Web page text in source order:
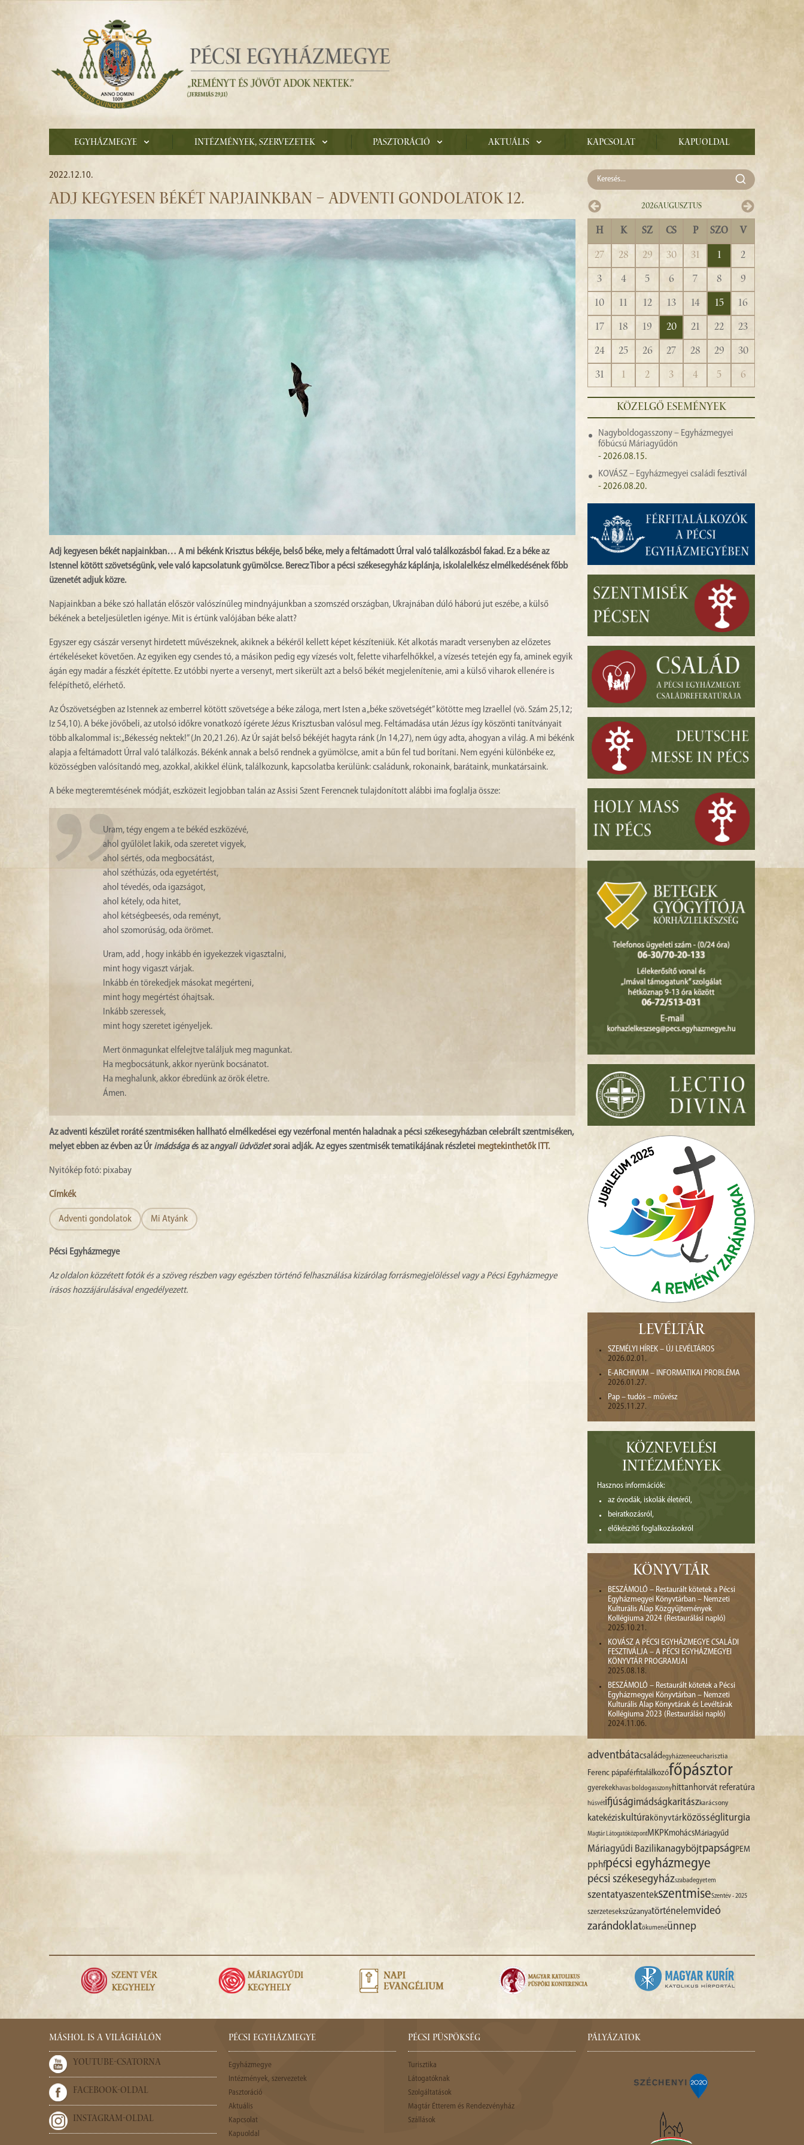
Egyházmegye Intézmények, szervezetek Pasztoráció Aktuális Kapcsolat Kapuoldal
2022.12.10.
ADJ KEGYESEN BÉKÉT NAPJAINKBAN – ADVENTI GONDOLATOK 12.
Adj kegyesen békét napjainkban… A mi békénk Krisztus békéje, belső béke, mely a feltámadott Úrral való találkozásból fakad. Ez a béke az
Istennel kötött szövetségünk, vele való kapcsolatunk gyümölcse. Berecz Tibor a pécsi székesegyház káplánja, iskolalelkész elmélkedésének főbb
üzenetét adjuk közre.
Napjainkban a béke szó hallatán először valószínűleg mindnyájunkban a szomszéd országban, Ukrajnában dúló háború jut eszébe, a külső
békének a beteljesületlen igénye. Mit is értünk valójában béke alatt?
Egyszer egy császár versenyt hirdetett művészeknek, akiknek a békéről kellett képet készíteniük. Két alkotás maradt versenyben az előzetes
értékeléseket követően. Az egyiken egy csendes tó, a másikon pedig egy vízesés volt, felette viharfelhőkkel, a vízesés tetején egy fa, aminek egyik
ágán egy madár a fészkét építette. Ez utóbbi nyerte a versenyt, mert sikerült azt a belső békét megjelenítenie, ami a külső viharok ellenére is
felépíthető, elérhető.
Az Ószövetségben az Istennek az emberrel kötött szövetsége a béke záloga, mert Isten a „béke szövetségét” kötötte meg Izraellel (vö. Szám 25,12;
Iz 54,10). A béke jövőbeli, az utolsó időkre vonatkozó ígérete Jézus Krisztusban valósul meg. Feltámadása után Jézus így köszönti tanítványait
több alkalommal is: „Békesség nektek!” (Jn 20,21.26). Az Úr saját belső békéjét hagyta ránk (Jn 14,27), nem úgy adta, ahogyan a világ. A mi békénk
alapja a feltámadott Úrral való találkozás. Békénk annak a belső rendnek a gyümölcse, amit a bűn fel tud borítani. Nem egyéni különbéke ez,
közösségben valósítandó meg, azokkal, akikkel élünk, találkozunk, kapcsolatba kerülünk: családunk, rokonaink, barátaink, munkatársaink.
A béke megteremtésének módját, eszközeit legjobban talán az Assisi Szent Ferencnek tulajdonított alábbi ima foglalja össze:
Uram, tégy engem a te békéd eszközévé,
ahol gyűlölet lakik, oda szeretet vigyek,
ahol sértés, oda megbocsátást,
ahol széthúzás, oda egyetértést,
ahol tévedés, oda igazságot,
ahol kétely, oda hitet,
ahol kétségbeesés, oda reményt,
ahol szomorúság, oda örömet.
Uram, add , hogy inkább én igyekezzek vigasztalni,
mint hogy vigaszt várjak.
Inkább én törekedjek másokat megérteni,
mint hogy megértést óhajtsak.
Inkább szeressek,
mint hogy szeretet igényeljek.
Mert önmagunkat elfelejtve találjuk meg magunkat.
Ha megbocsátunk, akkor nyerünk bocsánatot.
Ha meghalunk, akkor ébredünk az örök életre.
Ámen.
Az adventi készület roráté szentmiséken hallható elmélkedései egy vezérfonal mentén haladnak a pécsi székesegyházban celebrált szentmiséken,
melyet ebben az évben az Úrimádsága és az angyali üdvözlet sorai adják. Az egyes szentmisék tematikájának részletei megtekinthetők ITT.
Nyitókép fotó: pixabay
Címkék
Adventi gondolatok Mi Atyánk
Pécsi Egyházmegye
Az oldalon közzétett fotók és a szöveg részben vagy egészben történő felhasználása kizárólag forrásmegjelöléssel vagy a Pécsi Egyházmegye
írásos hozzájárulásával engedélyezett.
2026Augusztus
H K SZ CS P SZO V
27 28 29 30 31 1
2
3
4 5 6 7 8
9
10
11 12 13 14 15
16
17
18 19 20 21 22
23
24
25 26 27 28 29
30
31
1 2 3 4 5 6
KÖZELGŐ ESEMÉNYEK
Nagyboldogasszony – Egyházmegyei
főbúcsú Máriagyűdön
- 2026.08.15.
KOVÁSZ – Egyházmegyei családi fesztivál
- 2026.08.20.
LEVÉLTÁR
SZEMÉLYI HÍREK – ÚJ LEVÉLTÁROS
2026.02.01.
E-ARCHIVUM – INFORMATIKAI PROBLÉMA
2026.01.27.
Pap – tudós – művész
2025.11.27.
KÖZNEVELÉSI
INTÉZMÉNYEK
Hasznos információk:
az óvodák, iskolák életéről,
beiratkozásról,
előkészítő foglalkozásokról
KÖNYVTÁR
BESZÁMOLÓ – Restaurált kötetek a Pécsi
Egyházmegyei Könyvtárban – Nemzeti
Kulturális Alap Közgyűjtemények
Kollégiuma 2024 (Restaurálási napló)
2025.10.21.
KOVÁSZ A PÉCSI EGYHÁZMEGYE CSALÁDI
FESZTIVÁLJA – A PÉCSI EGYHÁZMEGYEI
KÖNYVTÁR PROGRAMJAI
2025.08.18.
BESZÁMOLÓ – Restaurált kötetek a Pécsi
Egyházmegyei Könyvtárban – Nemzeti
Kulturális Alap Könyvtárak és Levéltárak
Kollégiuma 2023 (Restaurálási napló)
2024.11.06.
adventbátacsaládegyházzeneeucharisztia
Ferenc pápaférfitalálkozófőpásztor
gyerekekhavas boldogasszonyhittanhorvát referatúra
húsvétifjúságimádságkaritászkarácsony
katekéziskultúra könyvtárközösségliturgia
Magtár LátogatóközpontMKPKmohácsMáriagyűd
Máriagyűdi Bazilikanagyböjtpapság PEM
pphfpécsi egyházmegye
pécsi székesegyházszabadegyetem
szentatyaszentekszentmiseSzentév - 2025
szerzetesekszűzanyatörténelemvideó
zarándoklatökumenéünnep
MÁSHOL IS A VILÁGHÁLÓN
YOUTUBE-CSATORNA
FACEBOOK-OLDAL
INSTAGRAM-OLDAL
PÉCSI EGYHÁZMEGYE
Egyházmegye
Intézmények, szervezetek
Pasztoráció
Aktuális
Kapcsolat
Kapuoldal
PÉCSI PÜSPÖKSÉG
Turisztika
Látogatóknak
Szolgáltatások
Magtár Étterem és Rendezvényház
Szállások
PÁLYÁZATOK